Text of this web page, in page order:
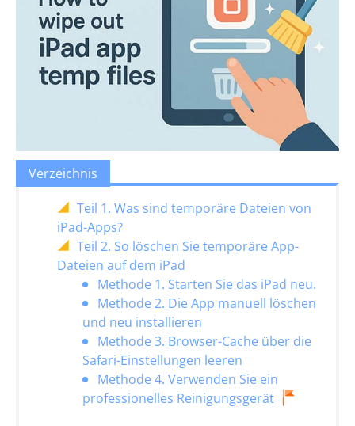
Verzeichnis
Teil 1. Was sind temporäre Dateien von
iPad-Apps?
Teil 2. So löschen Sie temporäre App-
Dateien auf dem iPad
Methode 1. Starten Sie das iPad neu.
Methode 2. Die App manuell löschen
und neu installieren
Methode 3. Browser-Cache über die
Safari-Einstellungen leeren
Methode 4. Verwenden Sie ein
professionelles Reinigungsgerät